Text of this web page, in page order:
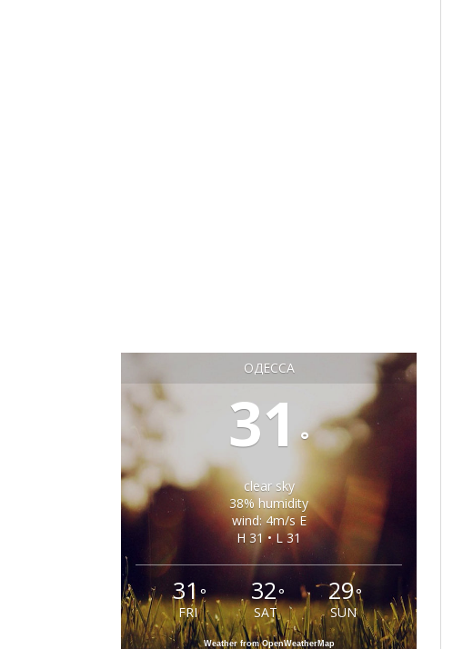
ОДЕССА
31°
clear sky
38% humidity
wind: 4m/s E
H 31 • L 31
31°
FRI
32°
SAT
29°
SUN
Weather from OpenWeatherMap